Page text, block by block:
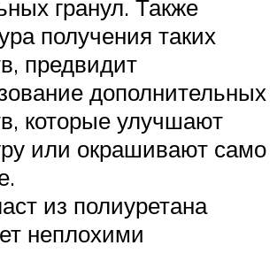
гранул. Также
получения таких
предвидит
дополнительных
которые улучшают
или окрашивают само
из полиуретана
неплохими